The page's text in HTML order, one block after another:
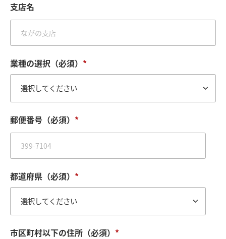
支店名
業種の選択（必須） *
郵便番号（必須） *
都道府県（必須） *
市区町村以下の住所（必須） *